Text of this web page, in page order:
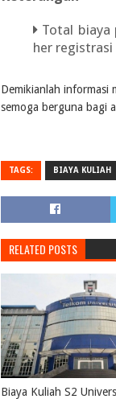
Total biaya
her
Demikianlah informasi
semoga berguna bagi
TAGS: BIAYA KULIAH
RELATED POSTS
Biaya Kuliah S2